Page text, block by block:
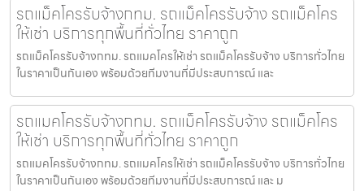
รถแม็คโครรับจ้างกทม. รถแม็คโครรับจ้าง รถแม็คโคร
ให้เช่า บริการทุกพื้นที่ทั่วไทย ราคาถูก
รถแม็คโครรับจ้างกทม. รถแมคโครให้เช่า รถแม็คโครรับจ้าง บริการทั่วไทย
ในราคาเป็นกันเอง พร้อมด้วยทีมงานที่มีประสบการณ์ และ
รถแมคโครรับจ้างกทม. รถแม็คโครรับจ้าง รถแม็คโคร
ให้เช่า บริการทุกพื้นที่ทั่วไทย ราคาถูก
รถแมคโครรับจ้างกทม. รถแมคโครให้เช่า รถแม็คโครรับจ้าง บริการทั่วไทย
ในราคาเป็นกันเอง พร้อมด้วยทีมงานที่มีประสบการณ์ และ ม